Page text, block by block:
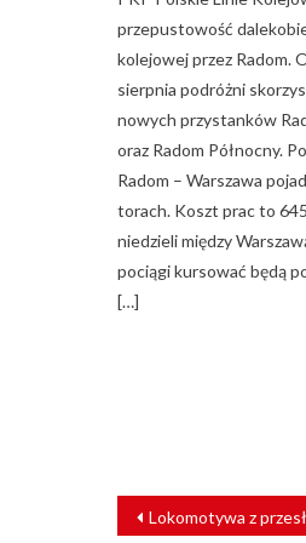
przepustowość
kolejowej przez Radom.
sierpnia podróżni
nowych przystanków
oraz Radom Północny.
Radom – Warszawa
torach. Koszt prac to
niedzieli między
pociągi kursować będą
[…]
NAWIGACJA
WPISU
Lokomotywa z przesłaniem. Vectron DB Cargo ma